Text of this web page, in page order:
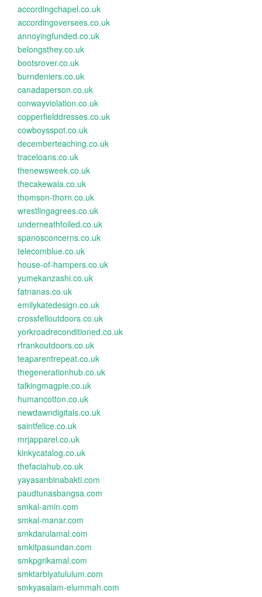
accordingchapel.co.uk
accordingoversees.co.uk
annoyingfunded.co.uk
belongsthey.co.uk
bootsrover.co.uk
burndeniers.co.uk
canadaperson.co.uk
conwayviolation.co.uk
copperfielddresses.co.uk
cowboysspot.co.uk
decemberteaching.co.uk
traceloans.co.uk
thenewsweek.co.uk
thecakewala.co.uk
thomson-thorn.co.uk
wrestlingagrees.co.uk
underneathfoiled.co.uk
spanosconcerns.co.uk
telecomblue.co.uk
house-of-hampers.co.uk
yumekanzashi.co.uk
fatnanas.co.uk
emilykatedesign.co.uk
crossfelloutdoors.co.uk
yorkroadreconditioned.co.uk
rfrankoutdoors.co.uk
teaparentrepeat.co.uk
thegenerationhub.co.uk
talkingmagpie.co.uk
humancotton.co.uk
newdawndigitals.co.uk
saintfelice.co.uk
mrjapparel.co.uk
kinkycatalog.co.uk
thefaciahub.co.uk
yayasanbinabakti.com
paudtunasbangsa.com
smkal-amin.com
smkal-manar.com
smkdarulamal.com
smkitpasundan.com
smkpgrikamal.com
smktarbiyatululum.com
smkyasalam-elummah.com